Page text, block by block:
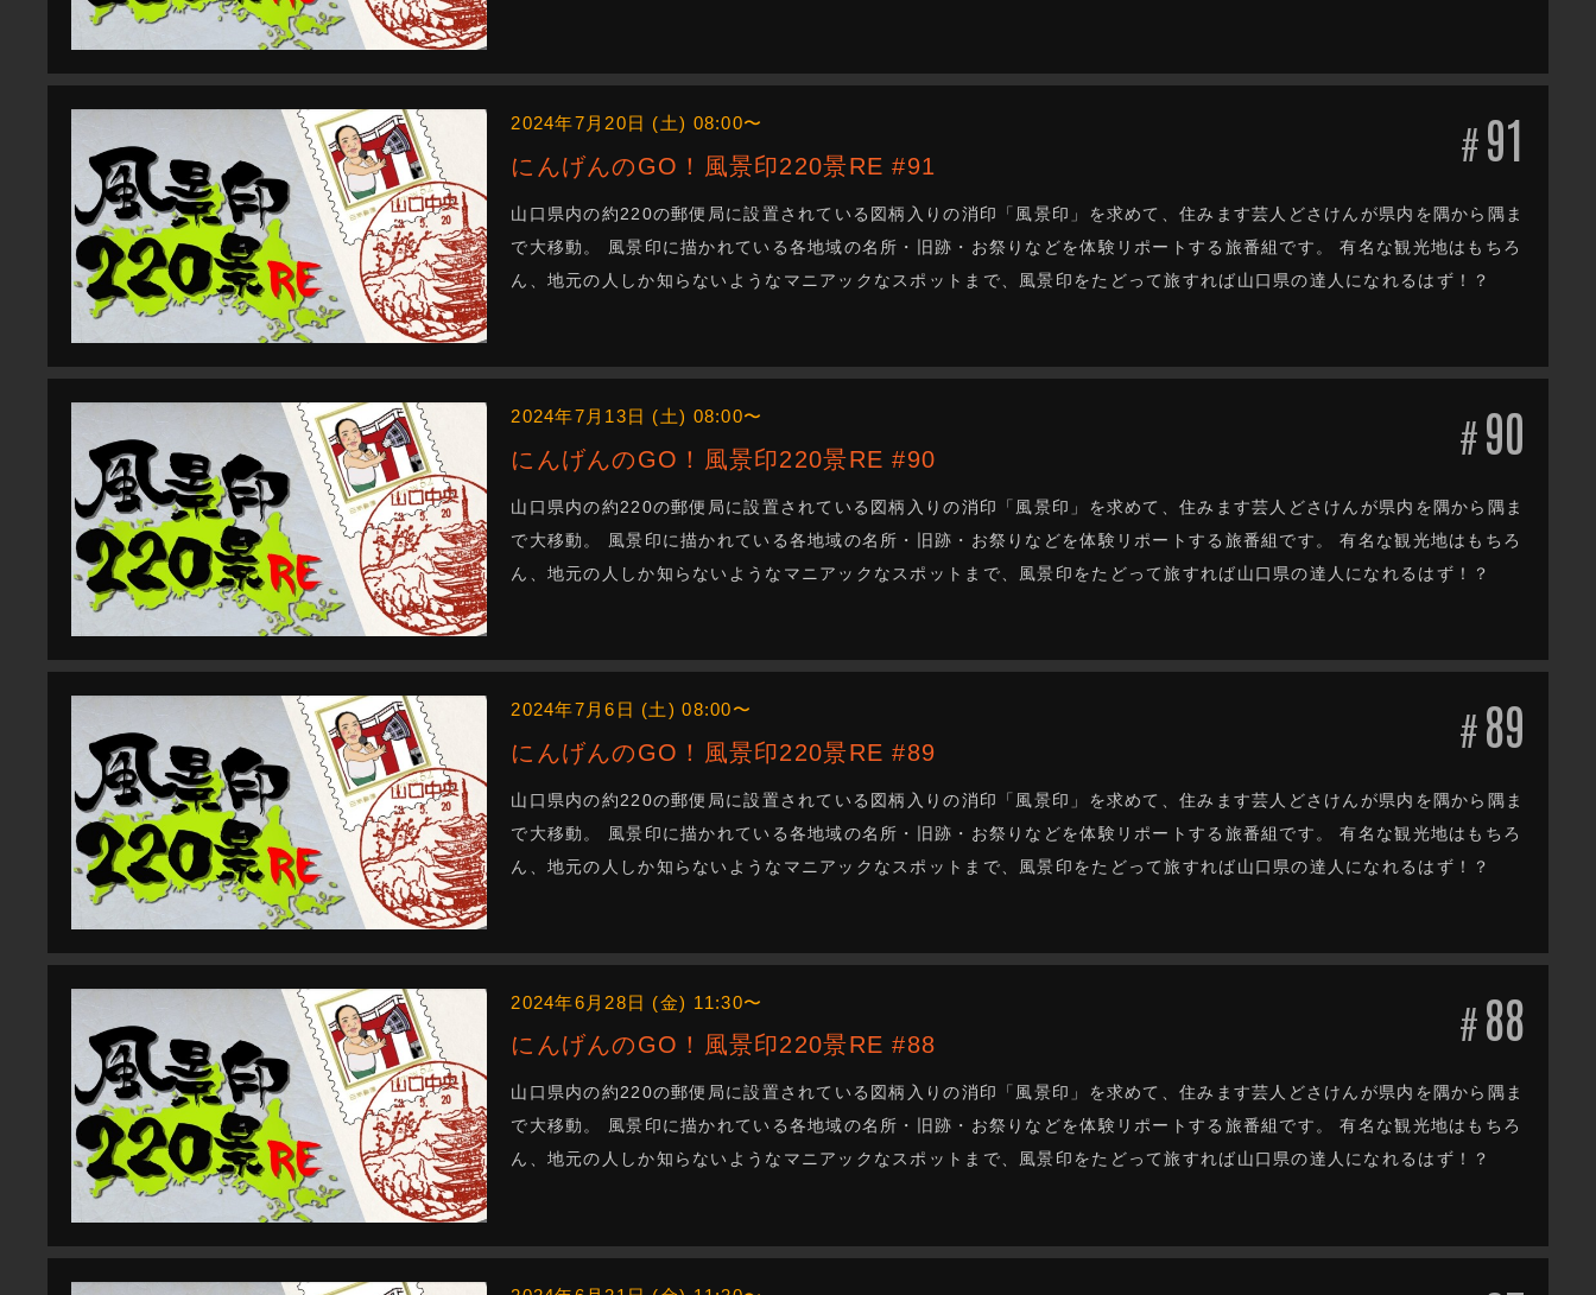
#91
2024年7月20日 (土) 08:00〜
にんげんのGO！風景印220景RE #91
山口県内の約220の郵便局に設置されている図柄入りの消印「風景印」を求めて、住みます芸人どさけんが県内を隅から隅ま
で大移動。 風景印に描かれている各地域の名所・旧跡・お祭りなどを体験リポートする旅番組です。 有名な観光地はもちろ
ん、地元の人しか知らないようなマニアックなスポットまで、風景印をたどって旅すれば山口県の達人になれるはず！？
#90
2024年7月13日 (土) 08:00〜
にんげんのGO！風景印220景RE #90
山口県内の約220の郵便局に設置されている図柄入りの消印「風景印」を求めて、住みます芸人どさけんが県内を隅から隅ま
で大移動。 風景印に描かれている各地域の名所・旧跡・お祭りなどを体験リポートする旅番組です。 有名な観光地はもちろ
ん、地元の人しか知らないようなマニアックなスポットまで、風景印をたどって旅すれば山口県の達人になれるはず！？
#89
2024年7月6日 (土) 08:00〜
にんげんのGO！風景印220景RE #89
山口県内の約220の郵便局に設置されている図柄入りの消印「風景印」を求めて、住みます芸人どさけんが県内を隅から隅ま
で大移動。 風景印に描かれている各地域の名所・旧跡・お祭りなどを体験リポートする旅番組です。 有名な観光地はもちろ
ん、地元の人しか知らないようなマニアックなスポットまで、風景印をたどって旅すれば山口県の達人になれるはず！？
#88
2024年6月28日 (金) 11:30〜
にんげんのGO！風景印220景RE #88
山口県内の約220の郵便局に設置されている図柄入りの消印「風景印」を求めて、住みます芸人どさけんが県内を隅から隅ま
で大移動。 風景印に描かれている各地域の名所・旧跡・お祭りなどを体験リポートする旅番組です。 有名な観光地はもちろ
ん、地元の人しか知らないようなマニアックなスポットまで、風景印をたどって旅すれば山口県の達人になれるはず！？